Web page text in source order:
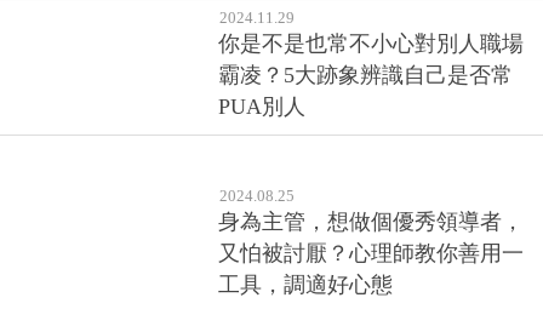
2024.11.29
你是不是也常不小心對別人職場
霸凌？5大跡象辨識自己是否常
PUA別人
2024.08.25
身為主管，想做個優秀領導者，
又怕被討厭？心理師教你善用一
工具，調適好心態